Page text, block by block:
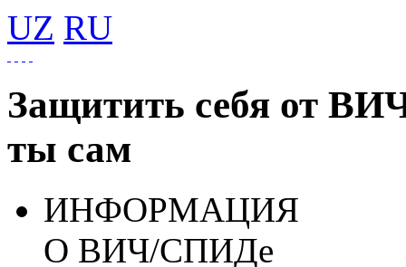
UZ RU
Защитить себя от
ты сам
ИНФОРМАЦИЯ
О ВИЧ/СПИДе